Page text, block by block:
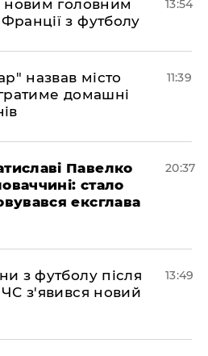
новим головним
з футболу
13:54
назвав місто
домашні
11:39
Павелко
стало
ексглава
20:37
з футболу після
ЧС з'явився новий
13:49